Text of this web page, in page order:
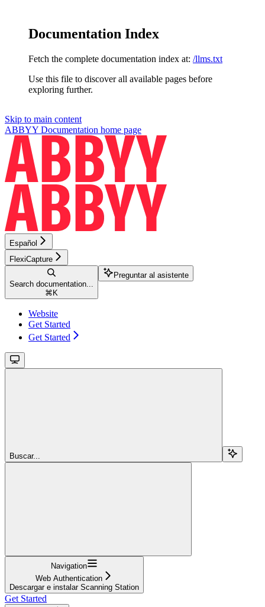
Documentation Index
Fetch the complete documentation index at: /llms.txt
Use this file to discover all available pages before
exploring further.
Skip to main content
ABBYY Documentation home page
Español
FlexiCapture
Search documentation...
⌘ K
Preguntar al asistente
Website
Get Started
Get Started
Buscar...
Navigation
Web Authentication
Descargar e instalar Scanning Station
Get Started